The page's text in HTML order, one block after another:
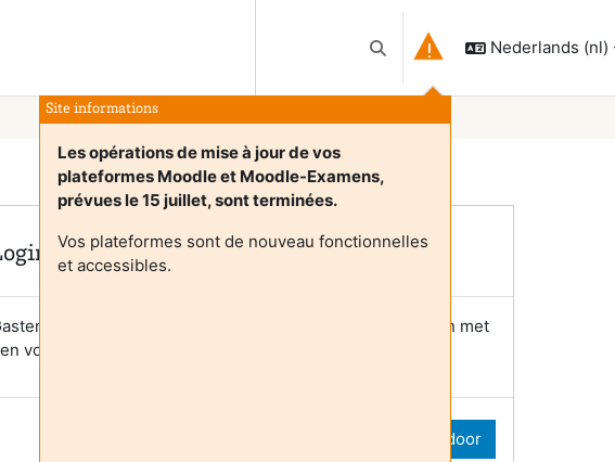
Schakel zoek invoer
Site informations
Les opérations de mise à jour de vos
plateformes Moodle et Moodle-Examens,
prévues le 15 juillet, sont terminées.
Vos plateformes sont de nouveau fonctionnelles
et accessibles.
Nederlands ‎(nl)‎
required
hebben geen toegang tot gebruikersprofielen. Log in met
volwaardige gebruikersaccount om verder te gaan.
Ga door